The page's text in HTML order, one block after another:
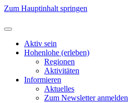
Zum Hauptinhalt springen
Aktiv sein
Hohenlohe (erleben)
Regionen
Aktivitäten
Informieren
Aktuelles
Zum Newsletter anmelden